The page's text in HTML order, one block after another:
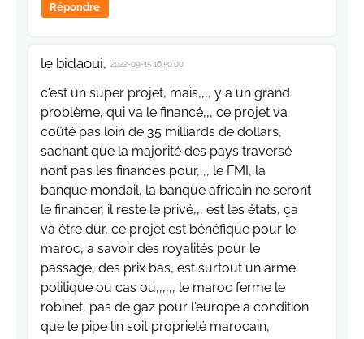
Répondre
le bidaoui, 2022-09-15 16:50:00
c'est un super projet, mais,,,, y a un grand
problème, qui va le financé,,, ce projet va
coûté pas loin de 35 milliards de dollars,
sachant que la majorité des pays traversé
nont pas les finances pour,,,, le FMI, la
banque mondail, la banque africain ne seront
le financer, il reste le privé,,, est les états, ça
va être dur, ce projet est bénéfique pour le
maroc, a savoir des royalités pour le
passage, des prix bas, est surtout un arme
politique ou cas ou,,,,,, le maroc ferme le
robinet, pas de gaz pour l'europe a condition
que le pipe lin soit proprieté marocain,